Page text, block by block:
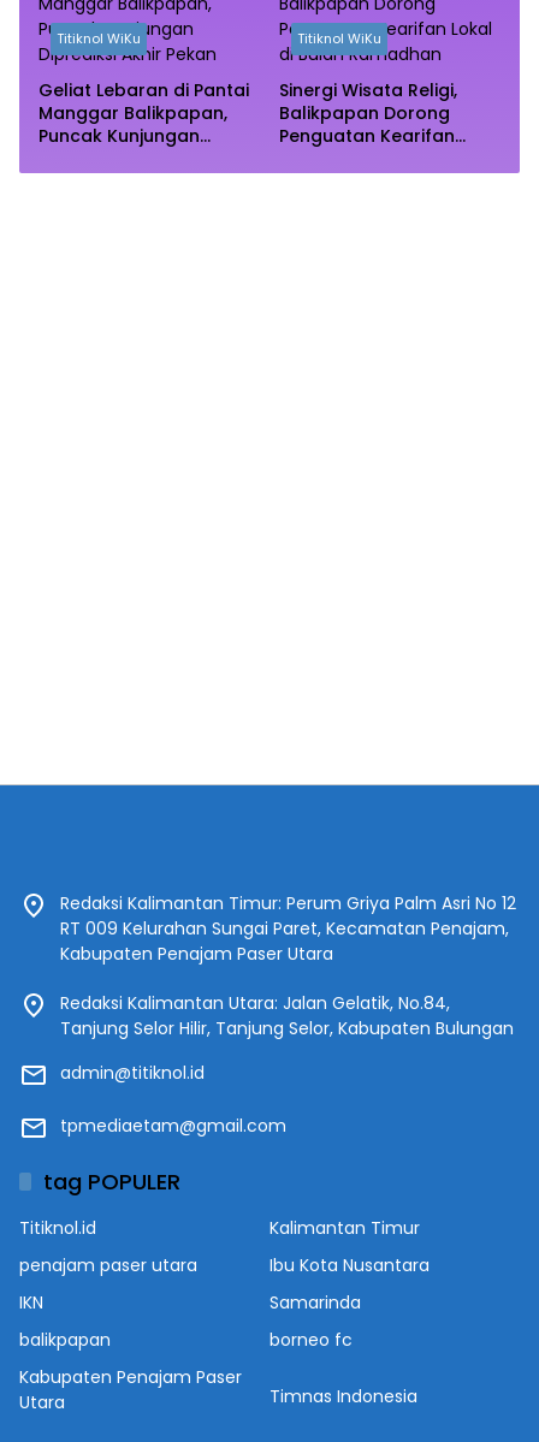
Titiknol WiKu
Geliat Lebaran di Pantai
Manggar Balikpapan,
Puncak Kunjungan
Titiknol WiKu
Sinergi Wisata Religi,
Balikpapan Dorong
Penguatan Kearifan
Redaksi Kalimantan Timur: Perum Griya Palm Asri No 12
RT 009 Kelurahan Sungai Paret, Kecamatan Penajam,
Kabupaten Penajam Paser Utara
Redaksi Kalimantan Utara: Jalan Gelatik, No.84,
Tanjung Selor Hilir, Tanjung Selor, Kabupaten Bulungan
admin@titiknol.id
tpmediaetam@gmail.com
tag POPULER
Titiknol.id
Kalimantan Timur
penajam paser utara
Ibu Kota Nusantara
IKN
Samarinda
balikpapan
borneo fc
Kabupaten Penajam Paser
Utara
Timnas Indonesia